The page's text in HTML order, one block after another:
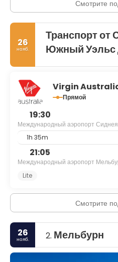
Смотрите
26
нояб.
Транспорт от
Южный Уэльс
Virgin
Прямой
19:30
Международный аэропорт
1h 35m
21:05
Международный аэропорт
Lite
Смотрите
26
нояб. 2. Мельбурн